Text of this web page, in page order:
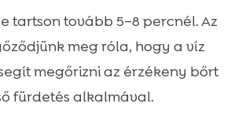
tartson tovább 5–8 percnél. Az
meg róla, hogy a víz
megőrizni az érzékeny bőrt
fürdetés alkalmával.